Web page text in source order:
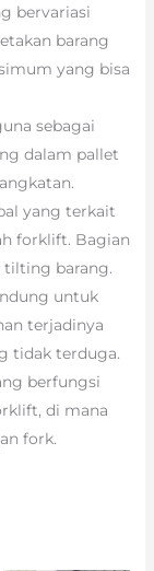
bervariasi
barang
yang bisa
sebagai
dalam pallet
yang terkait
forklift. Bagian
barang.
untuk
terjadinya
tidak terduga.
berfungsi
di mana
fork.